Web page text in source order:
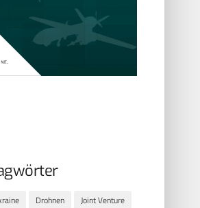
Drohnen
Joint Venture